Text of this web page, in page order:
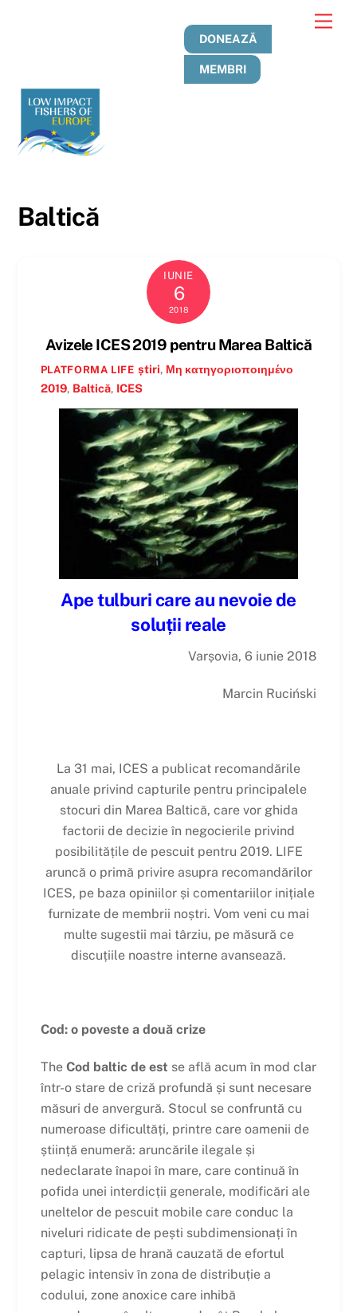
DONEAZĂ
MEMBRI
Baltică
IUNIE
6
2018
Avizele ICES 2019 pentru Marea Baltică
PLATFORMA LIFE știri, Μη κατηγοριοποιημένο
2019, Baltică, ICES
Ape tulburi care au nevoie de
soluții reale
Varșovia, 6 iunie 2018
Marcin Ruciński
La 31 mai, ICES a publicat recomandările
anuale privind capturile pentru principalele
stocuri din Marea Baltică, care vor ghida
factorii de decizie în negocierile privind
posibilitățile de pescuit pentru 2019. LIFE
aruncă o primă privire asupra recomandărilor
ICES, pe baza opiniilor și comentariilor inițiale
furnizate de membrii noștri. Vom veni cu mai
multe sugestii mai târziu, pe măsură ce
discuțiile noastre interne avansează.
Cod: o poveste a două crize
The Cod baltic de est se află acum în mod clar
într-o stare de criză profundă și sunt necesare
măsuri de anvergură. Stocul se confruntă cu
numeroase dificultăți, printre care oamenii de
știință enumeră: aruncările ilegale și
nedeclarate înapoi în mare, care continuă în
pofida unei interdicții generale, modificări ale
uneltelor de pescuit mobile care conduc la
niveluri ridicate de pești subdimensionați în
capturi, lipsa de hrană cauzată de efortul
pelagic intensiv în zona de distribuție a
codului, zone anoxice care inhibă